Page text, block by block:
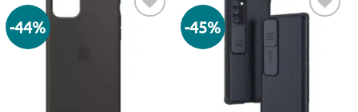
-44%
Adicionar
-45%
Adicionar
aos meus
desejos